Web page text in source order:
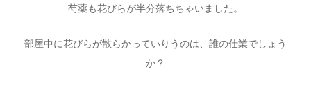
芍薬も花びらが半分落ちちゃいました。
部屋中に花びらが散らかっていりうのは、誰の仕業でしょう
か？